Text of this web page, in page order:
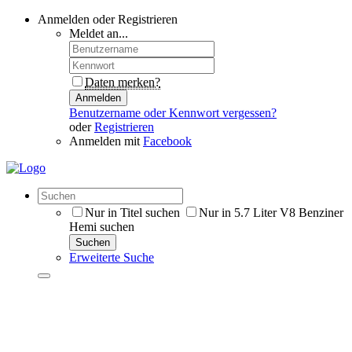
Anmelden oder Registrieren
Meldet an...
Daten merken?
Anmelden
Benutzername oder Kennwort vergessen?
oderRegistrieren
Anmelden mit Facebook
Nur in Titel suchen
Nur in 5.7 Liter V8 Benziner
Hemi suchen
Suchen
Erweiterte Suche